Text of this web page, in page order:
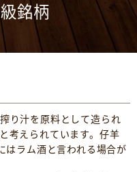
銘柄
り汁を原料として造られ
考えられています。仔羊
はラム酒と言われる場合が